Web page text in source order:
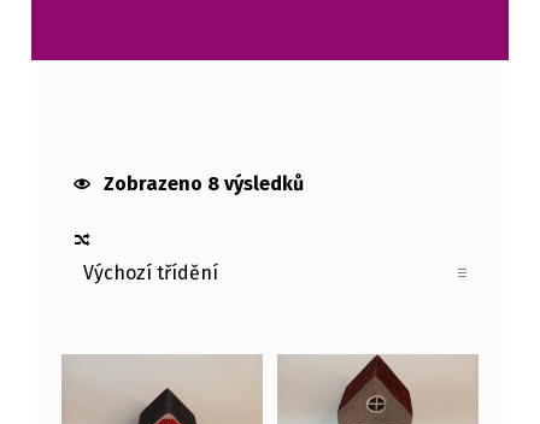
DŘEVĚNÉ MALOVANÉ DOMEČKY Zobrazeno 8 výsledků